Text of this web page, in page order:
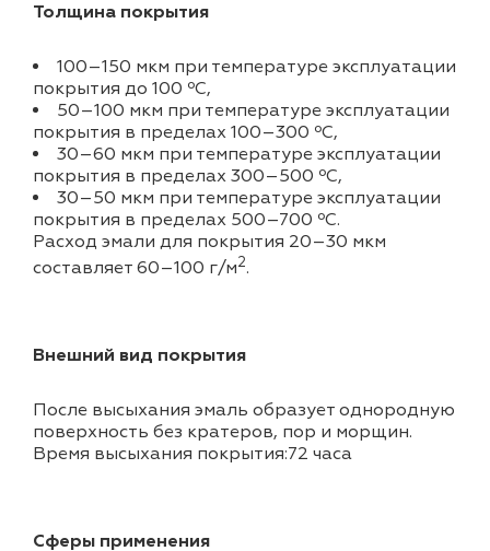
Толщина покрытия
100–150 мкм при температуре эксплуатации
покрытия до 100 ºС,
50–100 мкм при температуре эксплуатации
покрытия в пределах 100–300 ºС,
30–60 мкм при температуре эксплуатации
покрытия в пределах 300–500 ºС,
30–50 мкм при температуре эксплуатации
покрытия в пределах 500–700 ºС.
Расход эмали для покрытия 20–30 мкм
составляет 60–100 г/м2.
Внешний вид покрытия
После высыхания эмаль образует однородную
поверхность без кратеров, пор и морщин.
Время высыхания покрытия:72 часа
Сферы применения